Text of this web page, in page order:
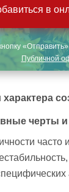
в
Публичной
черты и
часто